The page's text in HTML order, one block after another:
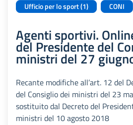
Ufficio per lo sport (1) CONI
Agenti sportivi.
del Presidente del
ministri del 27
Recante modifiche all’art. 12 del
del Consiglio dei ministri del 23
sostituito dal Decreto del
ministri del 10 agosto 2018